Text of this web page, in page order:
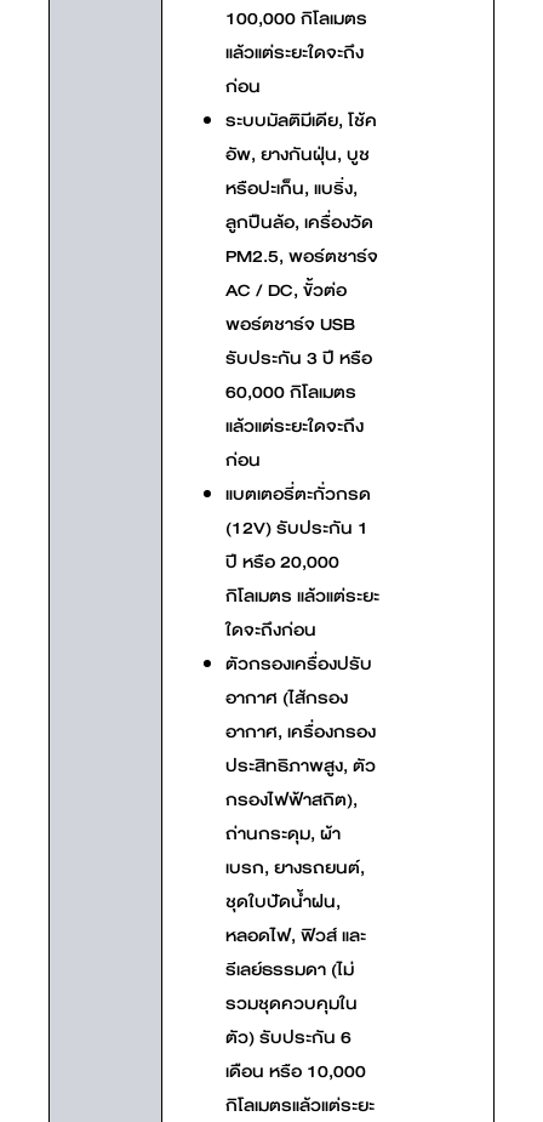
100,000 กิโลเมตร
แล้วแต่ระยะใดจะถึง
ก่อน
ระบบมัลติมีเดีย, โช้ค
อัพ, ยางกันฝุ่น, บูช
หรือปะเก็น, แบริ่ง,
ลูกปืนล้อ, เครื่องวัด
PM2.5, พอร์ตชาร์จ
AC / DC, ขั้วต่อ
พอร์ตชาร์จ USB
รับประกัน 3 ปี หรือ
60,000 กิโลเมตร
แล้วแต่ระยะใดจะถึง
ก่อน
แบตเตอรี่ตะกั่วกรด
(12V) รับประกัน 1
ปี หรือ 20,000
กิโลเมตร แล้วแต่ระยะ
ใดจะถึงก่อน
ตัวกรองเครื่องปรับ
อากาศ (ไส้กรอง
อากาศ, เครื่องกรอง
ประสิทธิภาพสูง, ตัว
กรองไฟฟ้าสถิต),
ถ่านกระดุม, ผ้า
เบรก, ยางรถยนต์,
ชุดใบปัดน้ำฝน,
หลอดไฟ, ฟิวส์ และ
รีเลย์ธรรมดา (ไม่
รวมชุดควบคุมใน
ตัว) รับประกัน 6
เดือน หรือ 10,000
กิโลเมตรแล้วแต่ระยะ